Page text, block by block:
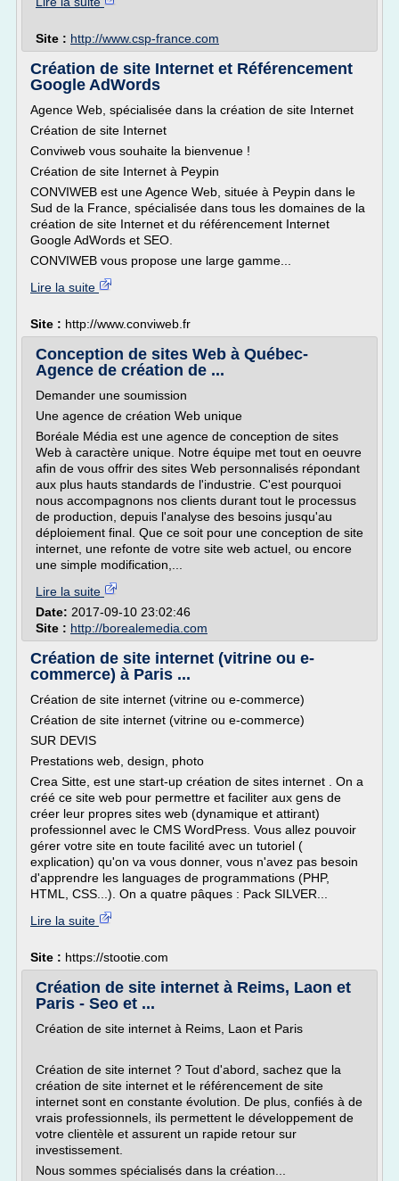
Site : http://www.csp-france.com
Création de site Internet et Référencement
Google AdWords
Agence Web, spécialisée dans la création de site Internet
Création de site Internet
Conviweb vous souhaite la bienvenue !
Création de site Internet à Peypin
CONVIWEB est une Agence Web, située à Peypin dans le
Sud de la France, spécialisée dans tous les domaines de la
création de site Internet et du référencement Internet
Google AdWords et SEO.
CONVIWEB vous propose une large gamme...
Lire la suite
Site : http://www.conviweb.fr
Conception de sites Web à Québec-
Agence de création de ...
Demander une soumission
Une agence de création Web unique
Boréale Média est une agence de conception de sites
Web à caractère unique. Notre équipe met tout en oeuvre
afin de vous offrir des sites Web personnalisés répondant
aux plus hauts standards de l'industrie. C'est pourquoi
nous accompagnons nos clients durant tout le processus
de production, depuis l'analyse des besoins jusqu'au
déploiement final. Que ce soit pour une conception de site
internet, une refonte de votre site web actuel, ou encore
une simple modification,...
Lire la suite
Date: 2017-09-10 23:02:46
Site : http://borealemedia.com
Création de site internet (vitrine ou e-
commerce) à Paris ...
Création de site internet (vitrine ou e-commerce)
Création de site internet (vitrine ou e-commerce)
SUR DEVIS
Prestations web, design, photo
Crea Sitte, est une start-up création de sites internet . On a
créé ce site web pour permettre et faciliter aux gens de
créer leur propres sites web (dynamique et attirant)
professionnel avec le CMS WordPress. Vous allez pouvoir
gérer votre site en toute facilité avec un tutoriel (
explication) qu'on va vous donner, vous n'avez pas besoin
d'apprendre les languages de programmations (PHP,
HTML, CSS...). On a quatre pâques : Pack SILVER...
Lire la suite
Site : https://stootie.com
Création de site internet à Reims, Laon et
Paris - Seo et ...
Création de site internet à Reims, Laon et Paris
Création de site internet ? Tout d'abord, sachez que la
création de site internet et le référencement de site
internet sont en constante évolution. De plus, confiés à de
vrais professionnels, ils permettent le développement de
votre clientèle et assurent un rapide retour sur
investissement.
Nous sommes spécialisés dans la création...